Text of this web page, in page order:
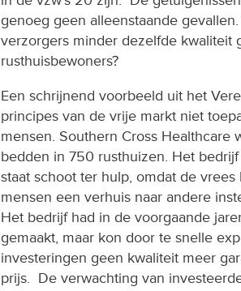
genoeg geen alleenstaande
verzorgers minder dezelfde kwaliteit
rusthuisbewoners?
Een schrijnend voorbeeld uit het
principes van de vrije markt niet
mensen. Southern Cross Healthcare
bedden in 750 rusthuizen. Het
staat schoot ter hulp, omdat de
mensen een verhuis naar andere
Het bedrijf had in de voorgaande
gemaakt, maar kon door te snelle
investeringen geen kwaliteit meer
prijs. De verwachting van